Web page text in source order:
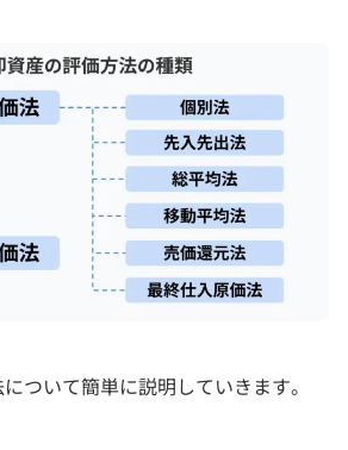
ついて簡単に説明していきます。